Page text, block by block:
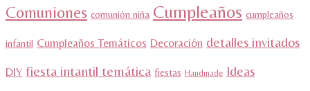
Comuniones comunión niña Cumpleaños cumpleaños
infantil Cumpleaños Temáticos Decoración detalles invitados
DIY fiesta intantil temática fiestas Handmade Ideas